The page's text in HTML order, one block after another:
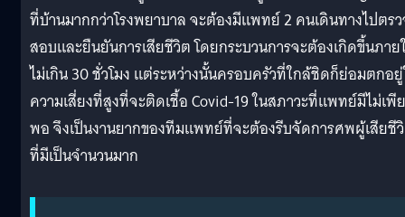
ที่บ้านมากกว่าโรงพยาบาล จะต้องมีแพทย์ 2 คนเดินทางไปตร
สอบและยืนยันการเสียชีวิต โดยกระบวนการจะต้องเกิดขึ้นภาย
ไม่เกิน 30 ชั่วโมง แต่ระหว่างนั้นครอบครัวที่ใกล้ชิดก็ย่อมตกอ
ความเสี่ยงที่สูงที่จะติดเชื้อ Covid-19 ในสภาวะที่แพทย์มีไม่เพี
พอ จึงเป็นงานยากของทีมแพทย์ที่จะต้องรีบจัดการศพผู้เสียชี
ที่มีเป็นจำนวนมาก